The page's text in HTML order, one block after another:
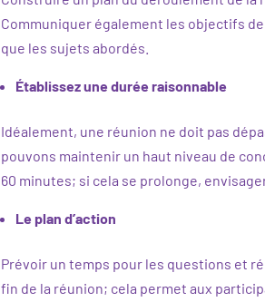
Communiquer également les objectifs
que les sujets abordés.
Établissez une durée raisonnable
Idéalement, une réunion ne doit pas
pouvons maintenir un haut niveau de
60 minutes; si cela se prolonge,
Le plan d’action
Prévoir un temps pour les questions et
fin de la réunion; cela permet aux